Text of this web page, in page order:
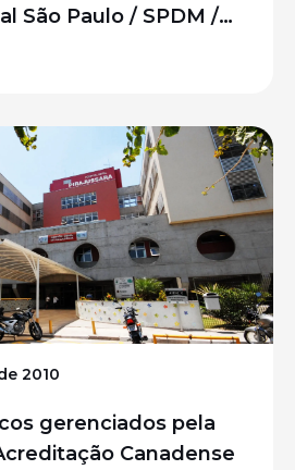
São Paulo / SPDM /
2010
gerenciados pela
Canadense